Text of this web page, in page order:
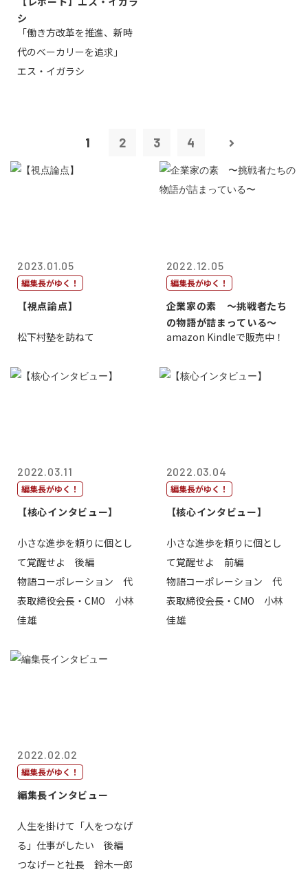
シ
「働き方改革を推進、新時
代のベーカリーを追求」
エス・イガラシ
1 2 3 4
2023.01.05
編集長がゆく！
【視点論点】
松下村塾を訪ねて
2022.12.05
編集長がゆく！
企業家の素 〜挑戦者たち
の物語が詰まっている〜
amazon Kindleで販売中！
2022.03.11
編集長がゆく！
【核心インタビュー】
小さな進歩を頼りに個とし
て覚醒せよ 後編
物語コーポレーション 代
表取締役会長・CMO 小林
佳雄
2022.03.04
編集長がゆく！
【核心インタビュー】
小さな進歩を頼りに個とし
て覚醒せよ 前編
物語コーポレーション 代
表取締役会長・CMO 小林
佳雄
2022.02.02
編集長がゆく！
編集長インタビュー
人生を掛けて「人をつなげ
る」仕事がしたい 後編
つなげーと社長 鈴木一郎